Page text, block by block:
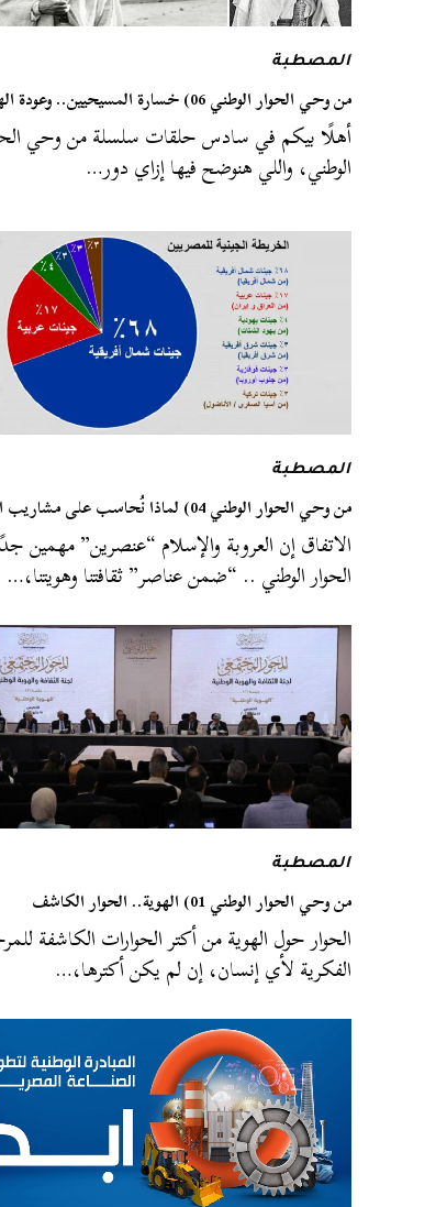
المصطبة
من وحي الحوار الوطني 06) خسارة المسيحيين.. وعودة الهاشميين
أهلًا بيكم في سادس حلقات سلسلة من وحي
الوطني، واللي هنوضح فيها إزاي دور…
المصطبة
من وحي الحوار الوطني 04) لماذا نُحاسب على مشاريب العرب؟
الاتفاق إن العروبة والإسلام “عنصرين” مهمين
الحوار الوطني .. “ضمن عناصر” ثقافتنا وهويتنا،…
المصطبة
من وحي الحوار الوطني 01) الهوية.. الحوار الكاشف
الحوار حول الهوية من أكتر الحوارات الكاشفة
الفكرية لأي إنسان، إن لم يكن أكترها،…